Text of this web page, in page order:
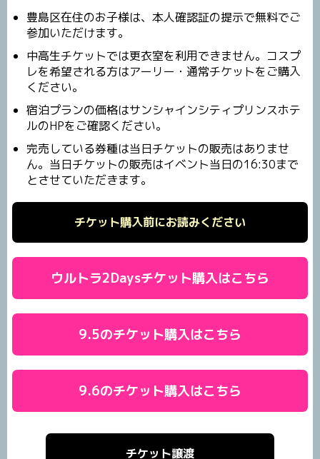
豊島区在住のお子様は、本人確認証の提示で無料でご
参加いただけます。
中高生チケットでは更衣室を利用できません。コスプ
レを希望される方はアーリー・通常チケットをご購入
ください。
宿泊プランの価格はサンシャインシティプリンスホテ
ルのHPをご確認ください。
完売している券種は当日チケットの販売はありませ
ん。当日チケットの販売はイベント当日の16:30まで
とさせていただきます。
チケット購入前にお読みください
ウルトラ2Daysチケット購入はこちら
9.5のチケット購入はこちら
9.6のチケット購入はこちら
チケット譲渡